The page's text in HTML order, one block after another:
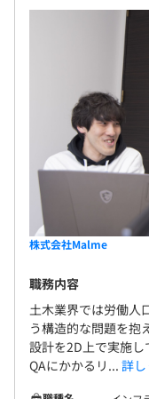
株式会社Malme
職務内容
土木業界では労働人
う構造的な問題を抱
設計を2D上で実施し
QAにかかるリ... 詳し